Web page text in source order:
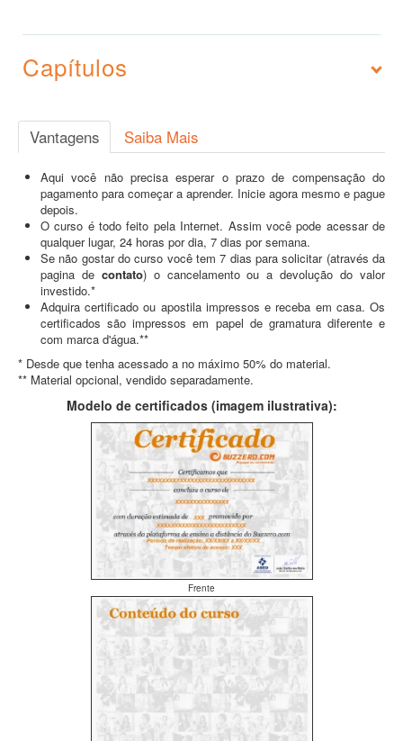
Capítulos
Vantagens Saiba Mais
Aqui você não precisa esperar o prazo de compensação do
pagamento para começar a aprender. Inicie agora mesmo e pague
depois.
O curso é todo feito pela Internet. Assim você pode acessar de
qualquer lugar, 24 horas por dia, 7 dias por semana.
Se não gostar do curso você tem 7 dias para solicitar (através da
pagina de contato) o cancelamento ou a devolução do valor
investido.*
Adquira certificado ou apostila impressos e receba em casa. Os
certificados são impressos em papel de gramatura diferente e
com marca d'água.**
* Desde que tenha acessado a no máximo 50% do material.
** Material opcional, vendido separadamente.
Modelo de certificados (imagem ilustrativa):
Frente